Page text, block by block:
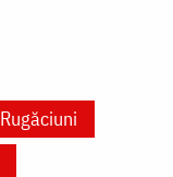
Rugăciuni